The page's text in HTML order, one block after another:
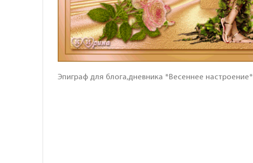
Эпиграф для блога,дневника *Весеннее настроение*